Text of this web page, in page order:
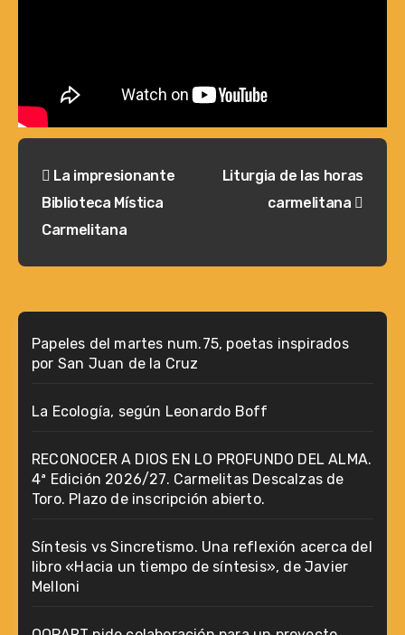
de
entradas
La impresionante
Biblioteca Mística
Carmelitana
Liturgia de las horas
carmelitana
Papeles del martes num.75, poetas inspirados
por San Juan de la Cruz
La Ecología, según Leonardo Boff
RECONOCER A DIOS EN LO PROFUNDO DEL ALMA.
4ª Edición 2026/27. Carmelitas Descalzas de
Toro. Plazo de inscripción abierto.
Síntesis vs Sincretismo. Una reflexión acerca del
libro «Hacia un tiempo de síntesis», de Javier
Melloni